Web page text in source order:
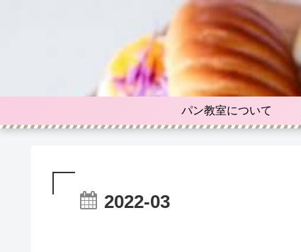
パン教室について
2022-03